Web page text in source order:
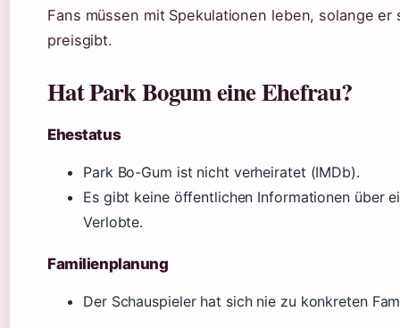
Fans müssen mit Spekulationen leben, solange
preisgibt.
Hat Park Bogum eine Ehefrau?
Ehestatus
Park Bo-Gum ist nicht verheiratet (IMDb).
Es gibt keine öffentlichen Informationen über
Verlobte.
Familienplanung
Der Schauspieler hat sich nie zu konkreten